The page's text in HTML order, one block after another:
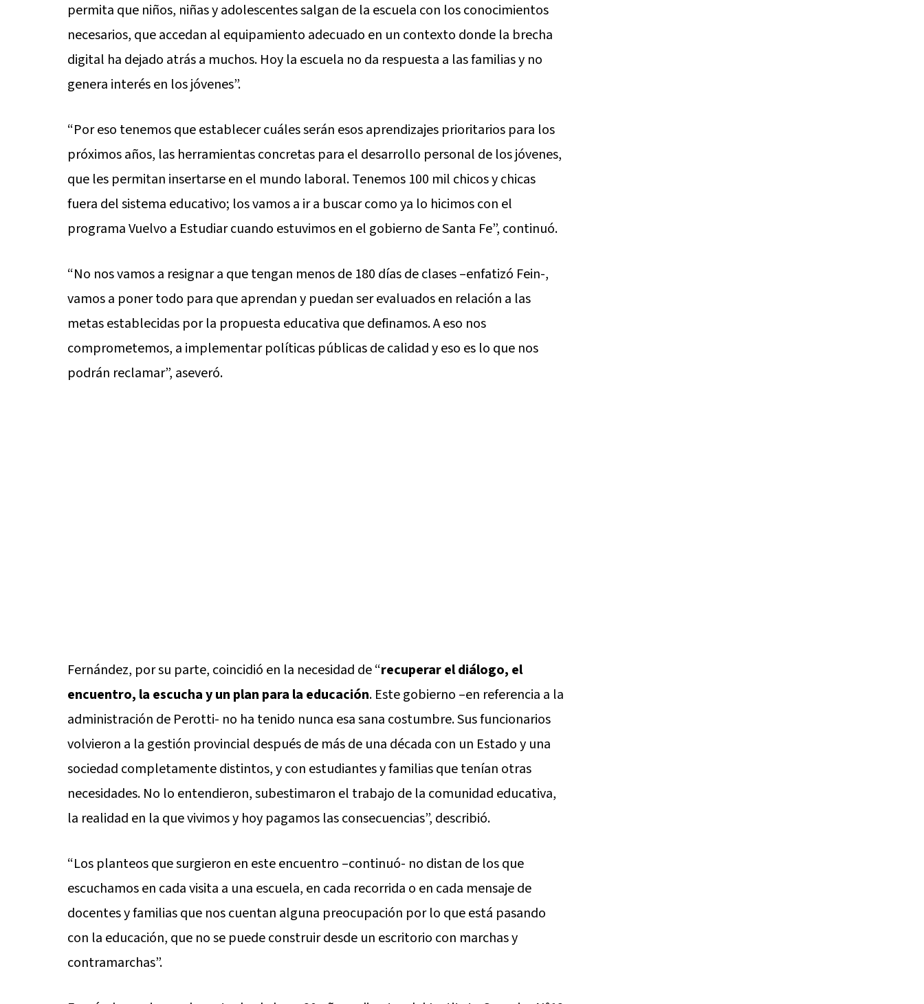
permita que niños, niñas y adolescentes salgan de la escuela con los conocimientos
necesarios, que accedan al equipamiento adecuado en un contexto donde la brecha
digital ha dejado atrás a muchos. Hoy la escuela no da respuesta a las familias y no
genera interés en los jóvenes”.
“Por eso tenemos que establecer cuáles serán esos aprendizajes prioritarios para los
próximos años, las herramientas concretas para el desarrollo personal de los jóvenes,
que les permitan insertarse en el mundo laboral. Tenemos 100 mil chicos y chicas
fuera del sistema educativo; los vamos a ir a buscar como ya lo hicimos con el
programa Vuelvo a Estudiar cuando estuvimos en el gobierno de Santa Fe”, continuó.
“No nos vamos a resignar a que tengan menos de 180 días de clases –enfatizó Fein-,
vamos a poner todo para que aprendan y puedan ser evaluados en relación a las
metas establecidas por la propuesta educativa que definamos. A eso nos
comprometemos, a implementar políticas públicas de calidad y eso es lo que nos
podrán reclamar”, aseveró.
Fernández, por su parte, coincidió en la necesidad de “recuperar el diálogo, el
encuentro, la escucha y un plan para la educación. Este gobierno –en referencia a la
administración de Perotti- no ha tenido nunca esa sana costumbre. Sus funcionarios
volvieron a la gestión provincial después de más de una década con un Estado y una
sociedad completamente distintos, y con estudiantes y familias que tenían otras
necesidades. No lo entendieron, subestimaron el trabajo de la comunidad educativa,
la realidad en la que vivimos y hoy pagamos las consecuencias”, describió.
“Los planteos que surgieron en este encuentro –continuó- no distan de los que
escuchamos en cada visita a una escuela, en cada recorrida o en cada mensaje de
docentes y familias que nos cuentan alguna preocupación por lo que está pasando
con la educación, que no se puede construir desde un escritorio con marchas y
contramarchas”.